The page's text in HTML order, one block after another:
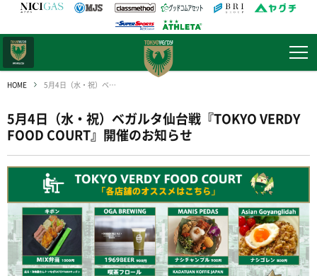
HOME 5月4日（水・祝）ベガルタ仙台戦『TOKYO VERDY FOOD COURT』開催のお知らせ
5月4日（水・祝）ベガルタ仙台戦『TOKYO VERDY
FOOD COURT』開催のお知らせ